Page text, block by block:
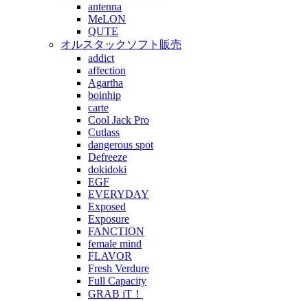
antenna
MeLON
QUTE
オルスタックソフト販売
addict
affection
Agartha
boinhip
carte
Cool Jack Pro
Cutlass
dangerous spot
Defreeze
dokidoki
EGF
EVERYDAY
Exposed
Exposure
FANCTION
female mind
FLAVOR
Fresh Verdure
Full Capacity
GRAB iT！